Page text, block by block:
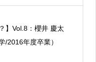
】Vol.8：櫻井 慶太
/2016年度卒業）